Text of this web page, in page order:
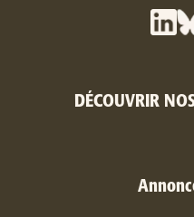
DÉCOUVRIR